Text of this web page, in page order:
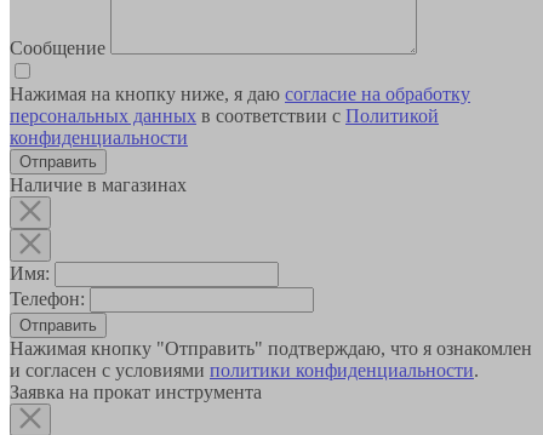
Сообщение
Нажимая на кнопку ниже, я даю согласие на обработку
персональных данных в соответствии с Политикой
конфиденциальности
Наличие в магазинах
Имя:
Телефон:
Отправить
Нажимая кнопку "Отправить" подтверждаю, что я ознакомлен
и согласен с условиями политики конфиденциальности.
Заявка на прокат инструмента